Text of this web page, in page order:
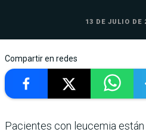
13 DE JULIO DE
Compartir en redes
Pacientes con leucemia están